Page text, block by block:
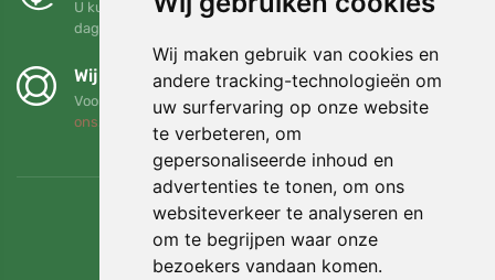
Wij maken gebruik van cookies en
andere tracking-technologieën om
uw surfervaring op onze website
te verbeteren, om
gepersonaliseerde inhoud en
advertenties te tonen, om ons
websiteverkeer te analyseren en
om te begrijpen waar onze
bezoekers vandaan komen.
U kunt uw bestelling op elk gewenst moment binnen 90
dagen retourneren of ruilen
Wij steunen Trees.org
Voor elke bestelling planten we een boom! Lees meerOver
ons